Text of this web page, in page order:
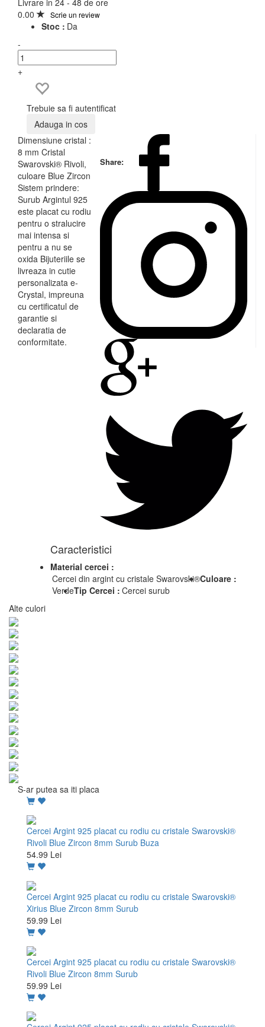
0.00
Scrie un review
Stoc : Da
-
+
Trebuie sa fi autentificat
Adauga in cos
Share:
Dimensiune cristal :
8 mm Cristal
Swarovski® Rivoli,
culoare Blue Zircon
Sistem prindere:
Surub Argintul 925
este placat cu rodiu
pentru o stralucire
mai intensa si
pentru a nu se
oxida Bijuteriile se
livreaza in cutie
personalizata e-
Crystal, impreuna
cu certificatul de
garantie si
declaratia de
conformitate.
Caracteristici
Material cercei :
Cercei din argint cu cristale Swarovski®Culoare :
VerdeTip Cercei : Cercei surub
Alte culori
S-ar putea sa iti placa
Cercei Argint 925 placat cu rodiu cu cristale Swarovski®
Rivoli Blue Zircon 8mm Surub Buza
54.99 Lei
Cercei Argint 925 placat cu rodiu cu cristale Swarovski®
Xirius Blue Zircon 8mm Surub
59.99 Lei
Cercei Argint 925 placat cu rodiu cu cristale Swarovski®
Rivoli Blue Zircon 8mm Surub
59.99 Lei